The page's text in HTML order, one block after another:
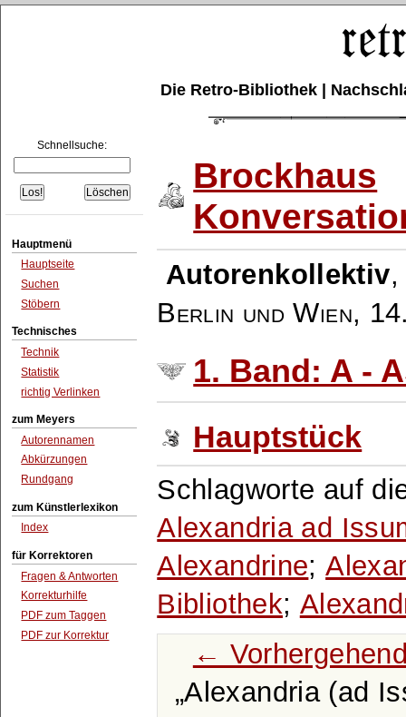
Die Retro-Bibliothek |
Schnellsuche:
Hauptmenü
Hauptseite
Suchen
Stöbern
Technisches
Technik
Statistik
richtig Verlinken
zum Meyers
Autorennamen
Abkürzungen
Rundgang
zum Künstlerlexikon
Index
für Korrektoren
Fragen & Antworten
Korrekturhilfe
PDF zum Taggen
PDF zur Korrektur
Brockhaus
Autorenkollektiv
Berlin und Wien,
1. Band: A -
Hauptstück
Schlagworte auf
Alexandria ad
Alexandrine;
Bibliothek;
←
Alexandria (ad